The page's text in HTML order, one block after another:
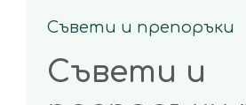
Съвети и препоръки
Съвети и